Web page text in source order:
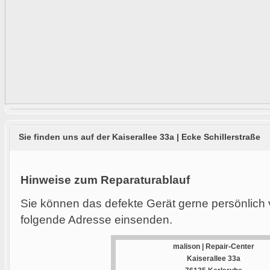
Sie finden uns auf der Kaiserallee 33a | Ecke Schillerstraße
Hinweise zum Reparaturablauf
Sie können das defekte Gerät gerne
folgende Adresse einsenden.
malison | Repair-Center
Kaiserallee 33a